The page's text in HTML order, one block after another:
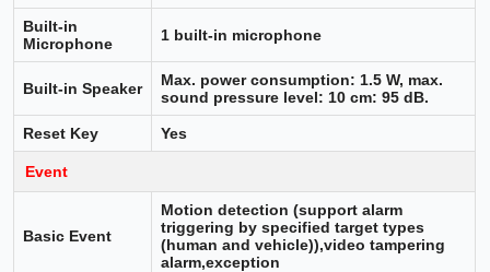
Built-in
Microphone
1 built-in microphone
Built-in Speaker
Max. power consumption: 1.5 W, max.
sound pressure level: 10 cm: 95 dB.
Reset Key Yes
Event
Basic Event
Motion detection (support alarm
triggering by specified target types
(human and vehicle)),video tampering
alarm,exception